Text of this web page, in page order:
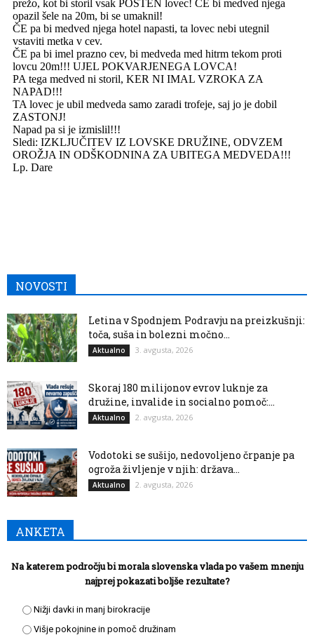
NOVOSTI
Letina v Spodnjem Podravju na preizkušnji:
toča, suša in bolezni močno...
Aktualno 3. avgusta, 2026
Skoraj 180 milijonov evrov luknje za
družine, invalide in socialno pomoč:...
Aktualno 2. avgusta, 2026
Vodotoki se sušijo, nedovoljeno črpanje pa
ogroža življenje v njih: država...
Aktualno 2. avgusta, 2026
ANKETA
Na katerem področju bi morala slovenska vlada po vašem mnenju
najprej pokazati boljše rezultate?
Nižji davki in manj birokracije
Višje pokojnine in pomoč družinam